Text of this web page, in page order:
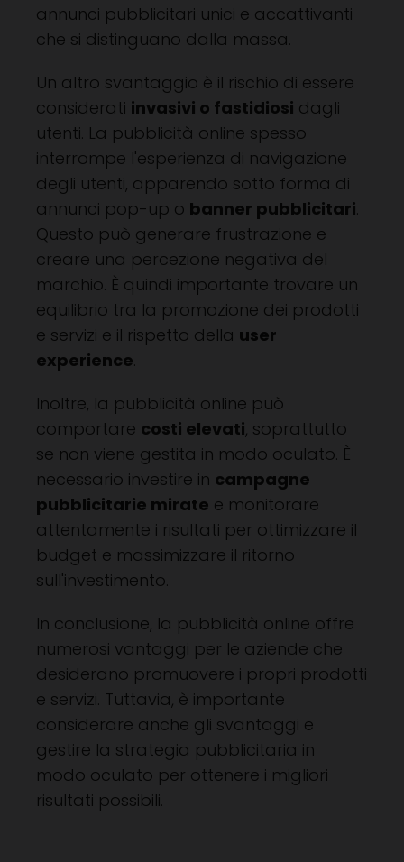
annunci pubblicitari unici e accattivanti
che si distinguano dalla massa.
Un altro svantaggio è il rischio di essere
considerati invasivi o fastidiosi dagli
utenti. La pubblicità online spesso
interrompe l'esperienza di navigazione
degli utenti, apparendo sotto forma di
annunci pop-up o banner pubblicitari.
Questo può generare frustrazione e
creare una percezione negativa del
marchio. È quindi importante trovare un
equilibrio tra la promozione dei prodotti
e servizi e il rispetto della user
experience.
Inoltre, la pubblicità online può
comportare costi elevati, soprattutto
se non viene gestita in modo oculato. È
necessario investire in campagne
pubblicitarie mirate e monitorare
attentamente i risultati per ottimizzare il
budget e massimizzare il ritorno
sull'investimento.
In conclusione, la pubblicità online offre
numerosi vantaggi per le aziende che
desiderano promuovere i propri prodotti
e servizi. Tuttavia, è importante
considerare anche gli svantaggi e
gestire la strategia pubblicitaria in
modo oculato per ottenere i migliori
risultati possibili.